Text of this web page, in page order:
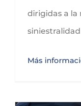
dirigidas a la
Más